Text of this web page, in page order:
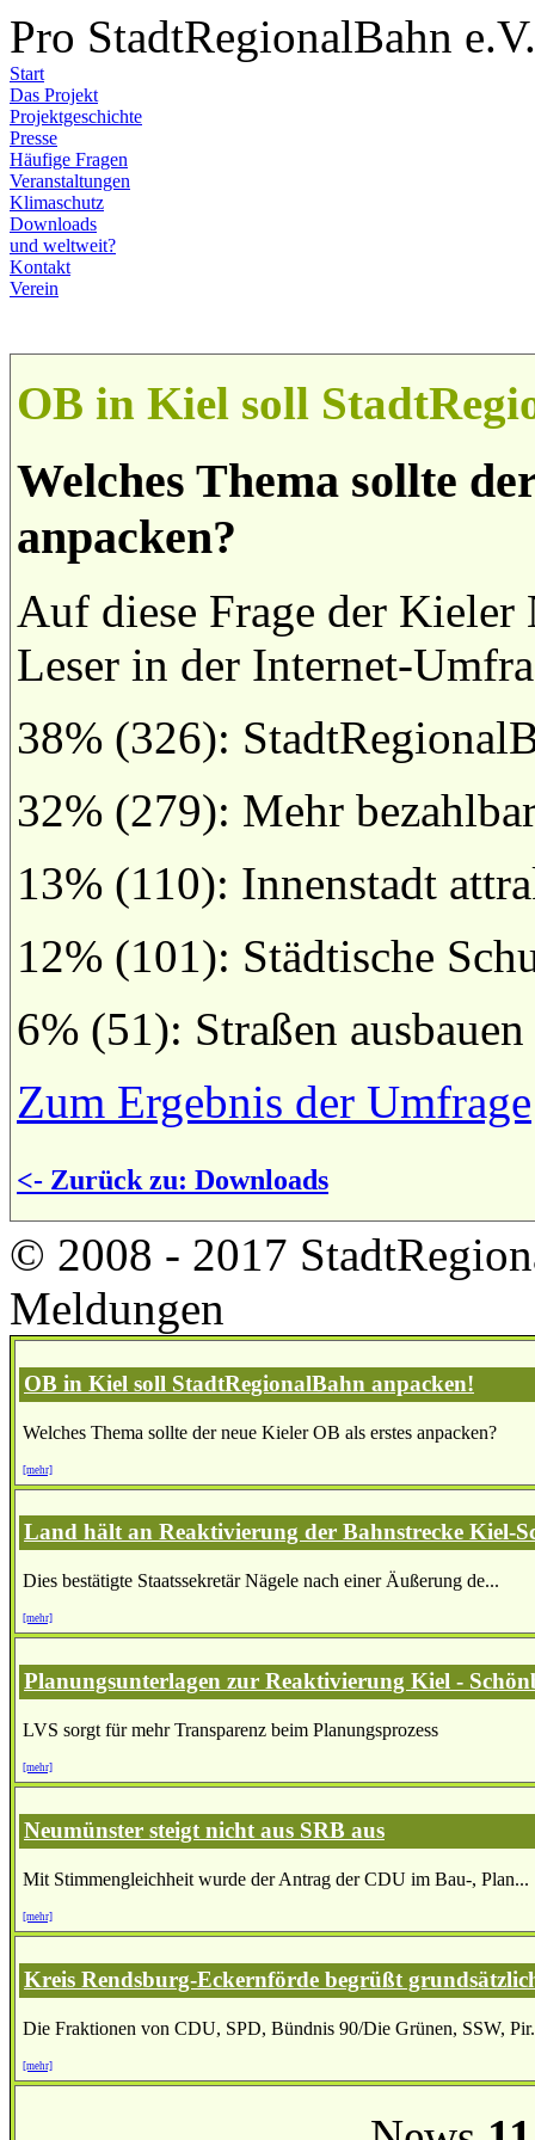
Pro StadtRegionalBahn e.V.
Start
Das Projekt
Projektgeschichte
Presse
Häufige Fragen
Veranstaltungen
Klimaschutz
Downloads
und weltweit?
Kontakt
Verein
OB in Kiel soll
Welches Thema sollte
anpacken?
Auf diese Frage der
Leser in der Internet-
38% (326):
32% (279): Mehr
13% (110): Innenstadt
12% (101): Städtische
6% (51): Straßen
Zum Ergebnis der Umfrage
<- Zurück zu: Downloads
© 2008 - 2017
Meldungen
OB in Kiel soll StadtRegionalBahn anpacken!
Welches Thema sollte der neue Kieler OB als erstes anpacken?
[mehr]
Land hält an Reaktivierung der Bahnstrecke Kiel-
Dies bestätigte Staatssekretär Nägele nach einer Äußerung de...
[mehr]
Planungsunterlagen zur Reaktivierung Kiel -
LVS sorgt für mehr Transparenz beim Planungsprozess
[mehr]
Neumünster steigt nicht aus SRB aus
Mit Stimmengleichheit wurde der Antrag der CDU im Bau-, Plan...
[mehr]
Kreis Rendsburg-Eckernförde begrüßt
Die Fraktionen von CDU, SPD, Bündnis 90/Die Grünen, SSW,
[mehr]